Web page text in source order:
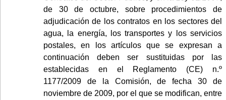
de 30 de octubre, sobre procedimientos de
adjudicación de los contratos en los sectores del
agua, la energía, los transportes y los servicios
postales, en los artículos que se expresan a
continuación deben ser sustituidas por las
establecidas en el Reglamento (CE) n.º
1177/2009 de la Comisión, de fecha 30 de
noviembre de 2009, por el que se modifican, entre